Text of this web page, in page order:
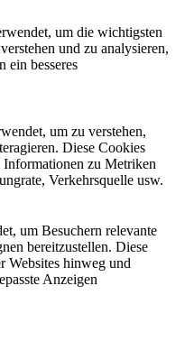
um die wichtigsten
und zu analysieren,
ein besseres
um zu verstehen,
Diese Cookies
zu Metriken
Verkehrsquelle usw.
um Besuchern relevante
bereitzustellen. Diese
Websites hinweg und
Anzeigen